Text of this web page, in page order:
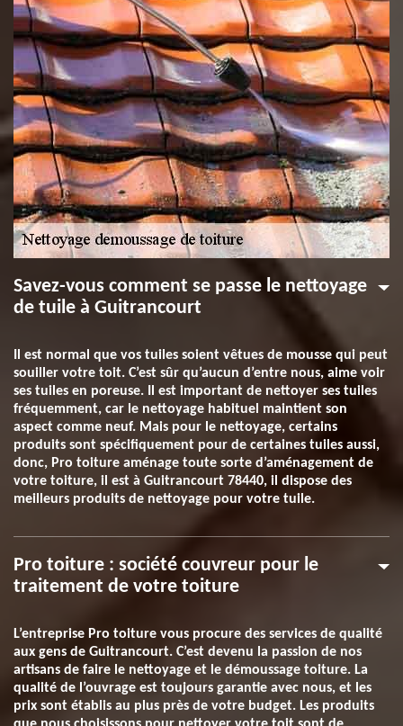
Savez-vous comment se passe le nettoyage
de tuile à Guitrancourt
Il est normal que vos tuiles soient vêtues de mousse qui peut
souiller votre toit. C’est sûr qu’aucun d’entre nous, aime voir
ses tuiles en poreuse. Il est important de nettoyer ses tuiles
fréquemment, car le nettoyage habituel maintient son
aspect comme neuf. Mais pour le nettoyage, certains
produits sont spécifiquement pour de certaines tuiles aussi,
donc, Pro toiture aménage toute sorte d’aménagement de
votre toiture, il est à Guitrancourt 78440, il dispose des
meilleurs produits de nettoyage pour votre tuile.
Pro toiture : société couvreur pour le
traitement de votre toiture
L’entreprise Pro toiture vous procure des services de qualité
aux gens de Guitrancourt. C’est devenu la passion de nos
artisans de faire le nettoyage et le démoussage toiture. La
qualité de l’ouvrage est toujours garantie avec nous, et les
prix sont établis au plus près de votre budget. Les produits